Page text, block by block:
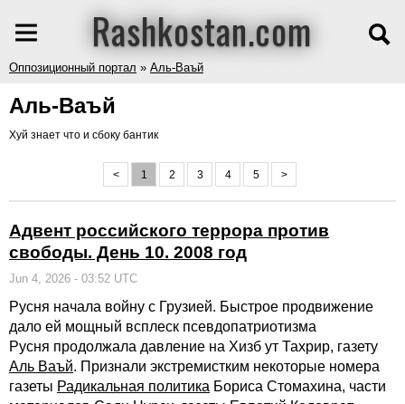
Rashkostan.com
Оппозиционный портал » Аль-Ваъй
Аль-Ваъй
Хуй знает что и сбоку бантик
< 1 2 3 4 5 >
Адвент российского террора против
свободы. День 10. 2008 год
Jun 4, 2026 - 03:52 UTC
Русня начала войну с Грузией. Быстрое продвижение
дало ей мощный всплеск псевдопатриотизма
Русня продолжала давление на Хизб ут Тахрир, газету
Аль Ваъй. Признали экстремистким некоторые номера
газеты Радикальная политика Бориса Стомахина, части